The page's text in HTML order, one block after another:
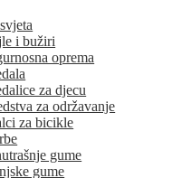
i bužiri
oprema
za djecu
za održavanje
za bicikle
gume
gume